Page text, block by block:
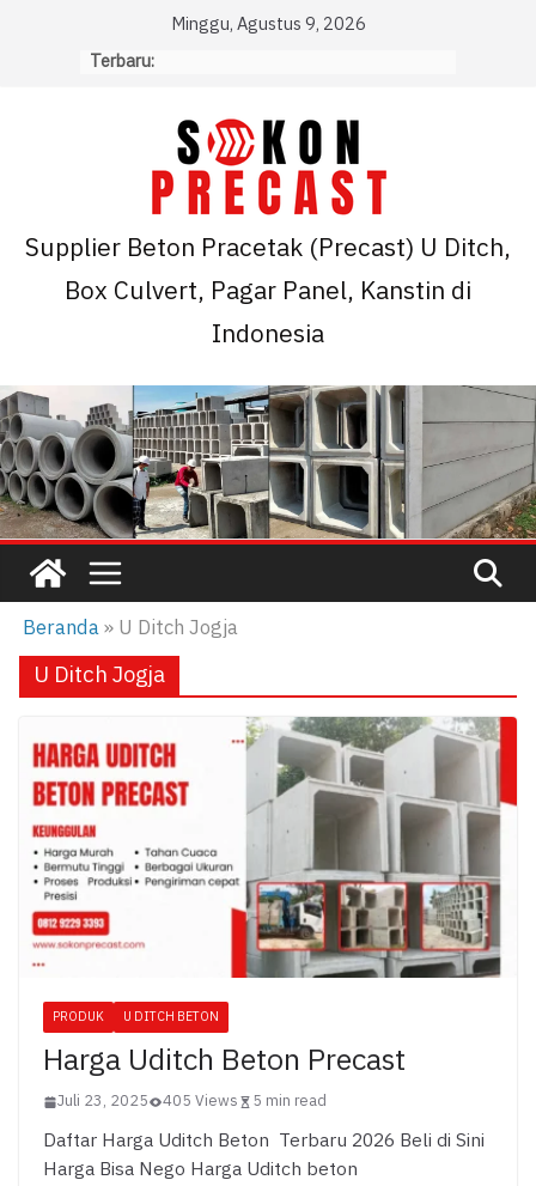
Minggu, Agustus 9, 2026
Terbaru:
Supplier Beton Pracetak (Precast) U Ditch,
Box Culvert, Pagar Panel, Kanstin di
Indonesia
Beranda» U Ditch Jogja
U Ditch Jogja
PRODUK U DITCH BETON
Harga Uditch Beton Precast
Juli 23, 2025 405 Views 5 min read
Daftar Harga Uditch Beton Terbaru 2026 Beli di Sini
Harga Bisa Nego Harga Uditch beton